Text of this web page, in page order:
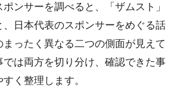
ンサーを調べると、「ザムスト」
、日本代表のスポンサーをめぐる話
ったく異なる二つの側面が見えて
では両方を切り分け、確認できた事
く整理します。